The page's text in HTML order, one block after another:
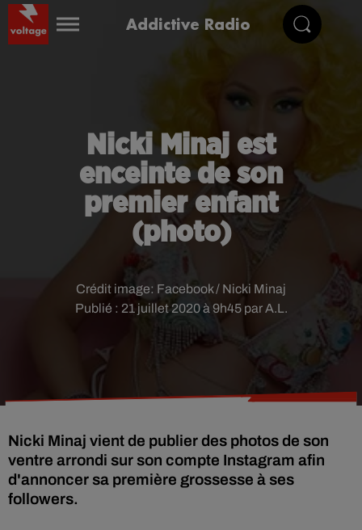
Addictive Radio
Nicki Minaj est
enceinte de son
premier enfant
(photo)
Publié : 21 juillet 2020 à 9h45 par A.L.
Crédit image: Facebook / Nicki Minaj
Nicki Minaj vient de publier des photos de son
ventre arrondi sur son compte Instagram afin
d'annoncer sa première grossesse à ses
followers.